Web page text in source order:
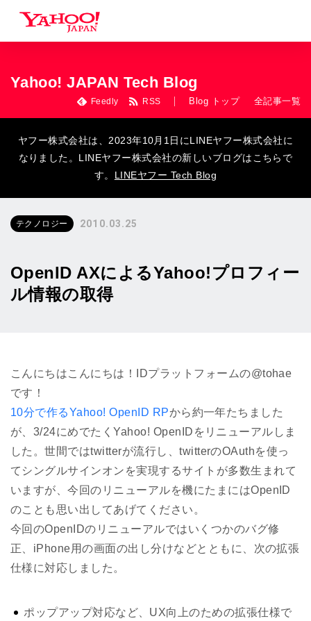
Yahoo! JAPAN Tech Blog
Feedly RSS Blog トップ 全記事一覧
ヤフー株式会社は、2023年10月1日にLINEヤフー株式会社に
なりました。LINEヤフー株式会社の新しいブログはこちらで
す。 LINEヤフー Tech Blog
テクノロジー 2010.03.25
OpenID AXによるYahoo!プロフィー
ル情報の取得
こんにちはこんにちは！IDプラットフォームの@tohae
です！
10分で作るYahoo! OpenID RPから約一年たちました
が、3/24にめでたくYahoo! OpenIDをリニューアルしま
した。世間ではtwitterが流行し、twitterのOAuthを使っ
てシングルサインオンを実現するサイトが多数生まれて
いますが、今回のリニューアルを機にたまにはOpenID
のことも思い出してあげてください。
今回のOpenIDのリニューアルではいくつかのバグ修
正、iPhone用の画面の出し分けなどとともに、次の拡張
仕様に対応しました。
ポップアップ対応など、UX向上のための拡張仕様で